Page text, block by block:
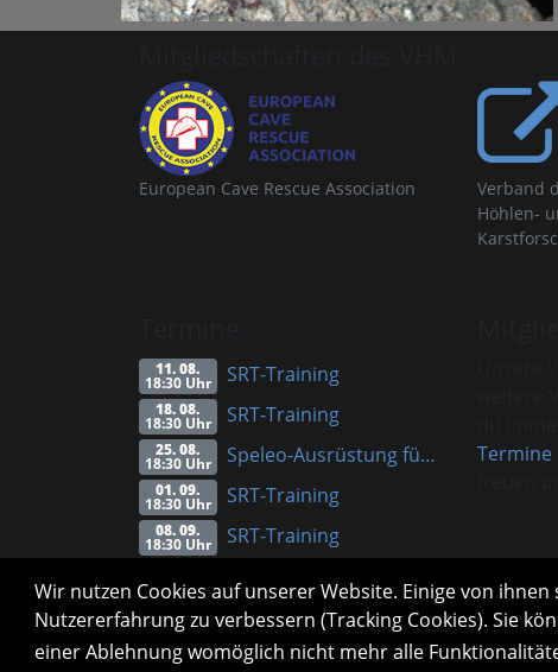
Wir nutzen Cookies auf unserer Website. Einige von
Nutzererfahrung zu verbessern (Tracking Cookies). Sie
einer Ablehnung womöglich nicht mehr alle
European Cave Rescue Association
Verband
Höhlen-
11. 08.
18:30 Uhr SRT-Training
18. 08.
18:30 Uhr SRT-Training
25. 08.
18:30 Uhr Speleo-Ausrüstung für Anfänger (Vortrag)
01. 09.
18:30 Uhr SRT-Training
08. 09.
18:30 Uhr
SRT-Training
Alle Termine
Termine
Infos
Impressum Datenschutzerklärung